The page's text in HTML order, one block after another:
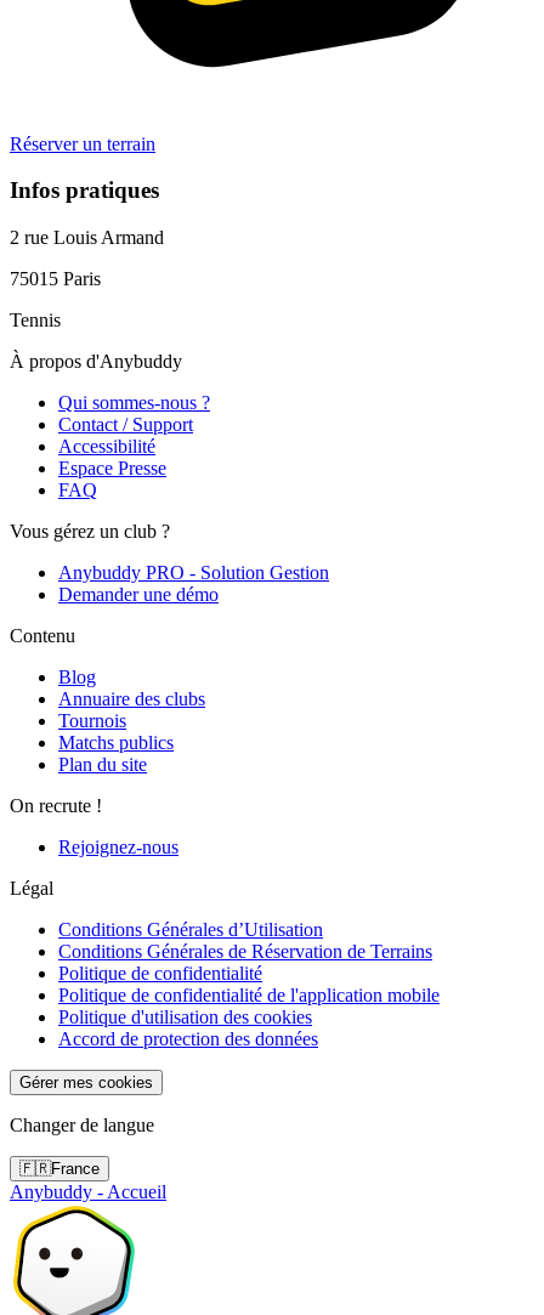
Réserver un terrain
Infos pratiques
2 rue Louis Armand
75015 Paris
Tennis
À propos d'Anybuddy
Qui sommes-nous ?
Contact / Support
Accessibilité
Espace Presse
FAQ
Vous gérez un club ?
Anybuddy PRO - Solution Gestion
Demander une démo
Contenu
Blog
Annuaire des clubs
Tournois
Matchs publics
Plan du site
On recrute !
Rejoignez-nous
Légal
Conditions Générales d’Utilisation
Conditions Générales de Réservation de Terrains
Politique de confidentialité
Politique de confidentialité de l'application mobile
Politique d'utilisation des cookies
Accord de protection des données
Gérer mes cookies
Changer de langue
🇫🇷France
Anybuddy - Accueil